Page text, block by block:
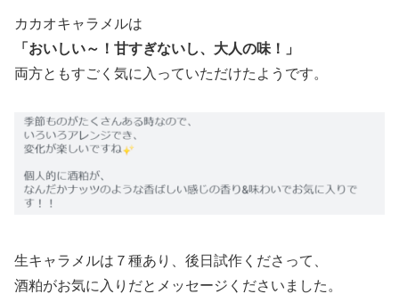
カカオキャラメルは
「おいしい～！甘すぎないし、大人の味！」
両方ともすごく気に入っていただけたようです。
生キャラメルは７種あり、後日試作くださって、
酒粕がお気に入りだとメッセージくださいました。